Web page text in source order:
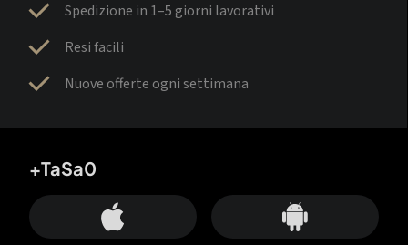
Spedizione in 1–5 giorni lavorativi
Resi facili
Nuove offerte ogni settimana
+TaSa0